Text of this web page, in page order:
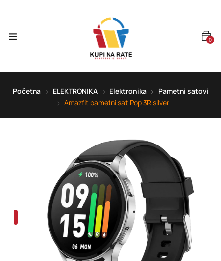
0
Početna ELEKTRONIKA Elektronika
Pametni satovi
Amazfit pametni sat Pop 3R silver